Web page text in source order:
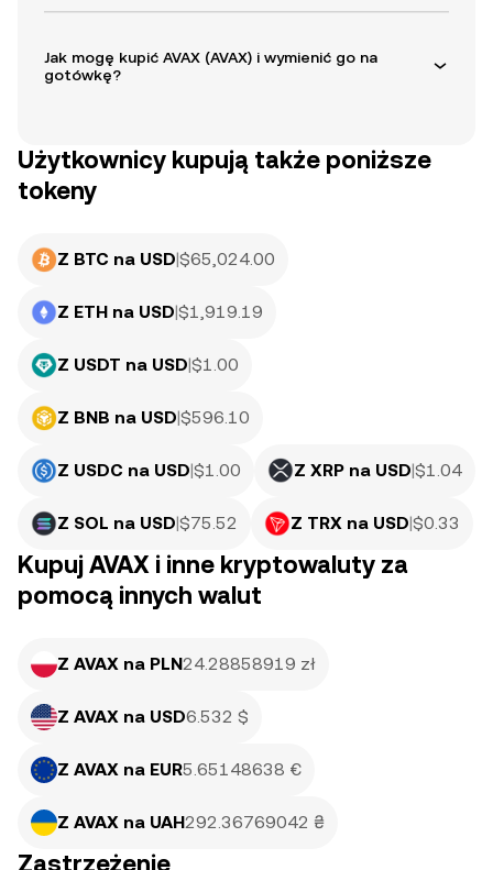
Jak mogę kupić AVAX (AVAX) i wymienić go na
gotówkę?
Użytkownicy kupują także poniższe
tokeny
Z BTC na USD|$65,024.00
Z ETH na USD|$1,919.19
Z USDT na USD|$1.00
Z BNB na USD|$596.10
Z USDC na USD|$1.00 Z XRP na USD|$1.04
Z SOL na USD|$75.52 Z TRX na USD|$0.33
Kupuj AVAX i inne kryptowaluty za
pomocą innych walut
Z AVAX na PLN24.28858919 zł
Z AVAX na USD6.532 $
Z AVAX na EUR5.65148638 €
Z AVAX na UAH292.36769042 ₴
Zastrzeżenie